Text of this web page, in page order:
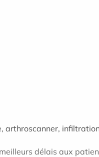
arthroscanner,
délais aux